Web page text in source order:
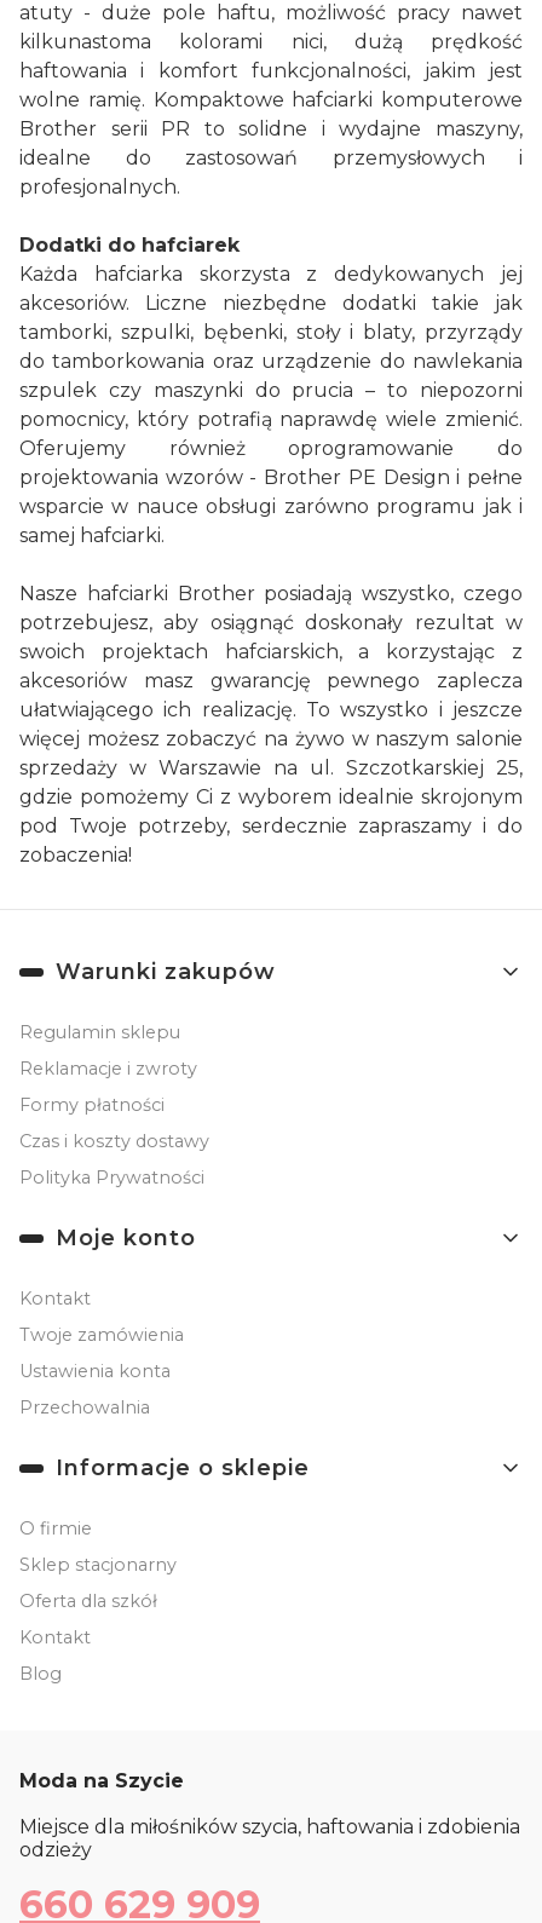
atuty - duże pole haftu, możliwość pracy nawet
kilkunastoma kolorami nici, dużą prędkość
haftowania i komfort funkcjonalności, jakim jest
wolne ramię. Kompaktowe hafciarki komputerowe
Brother serii PR to solidne i wydajne maszyny,
idealne do zastosowań przemysłowych i
profesjonalnych.
Dodatki do hafciarek
Każda hafciarka skorzysta z dedykowanych jej
akcesoriów. Liczne niezbędne dodatki takie jak
tamborki, szpulki, bębenki, stoły i blaty, przyrządy
do tamborkowania oraz urządzenie do nawlekania
szpulek czy maszynki do prucia – to niepozorni
pomocnicy, który potrafią naprawdę wiele zmienić.
Oferujemy również oprogramowanie do
projektowania wzorów - Brother PE Design i pełne
wsparcie w nauce obsługi zarówno programu jak i
samej hafciarki.
Nasze hafciarki Brother posiadają wszystko, czego
potrzebujesz, aby osiągnąć doskonały rezultat w
swoich projektach hafciarskich, a korzystając z
akcesoriów masz gwarancję pewnego zaplecza
ułatwiającego ich realizację. To wszystko i jeszcze
więcej możesz zobaczyć na żywo w naszym salonie
sprzedaży w Warszawie na ul. Szczotkarskiej 25,
gdzie pomożemy Ci z wyborem idealnie skrojonym
pod Twoje potrzeby, serdecznie zapraszamy i do
zobaczenia!
Linki w stopce
Warunki zakupów
Regulamin sklepu
Reklamacje i zwroty
Formy płatności
Czas i koszty dostawy
Polityka Prywatności
Moje konto
Kontakt
Twoje zamówienia
Ustawienia konta
Przechowalnia
Informacje o sklepie
O firmie
Sklep stacjonarny
Oferta dla szkół
Kontakt
Blog
Moda na Szycie
Miejsce dla miłośników szycia, haftowania i zdobienia
odzieży
660 629 909